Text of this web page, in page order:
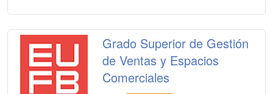
Grado Superior de Gestión
de Ventas y Espacios
Comerciales